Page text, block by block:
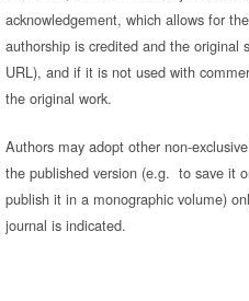
acknowledgement, which allows for
authorship is credited and the original
URL), and if it is not used with
the original work.
Authors may adopt other non-
the published version (e.g. to save it
publish it in a monographic volume)
journal is indicated.